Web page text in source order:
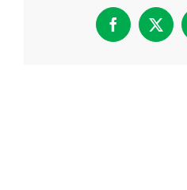
Facebook
X